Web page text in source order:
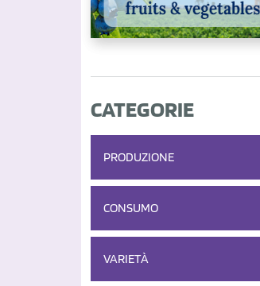
CATEGORIE
PRODUZIONE
CONSUMO
VARIETÀ